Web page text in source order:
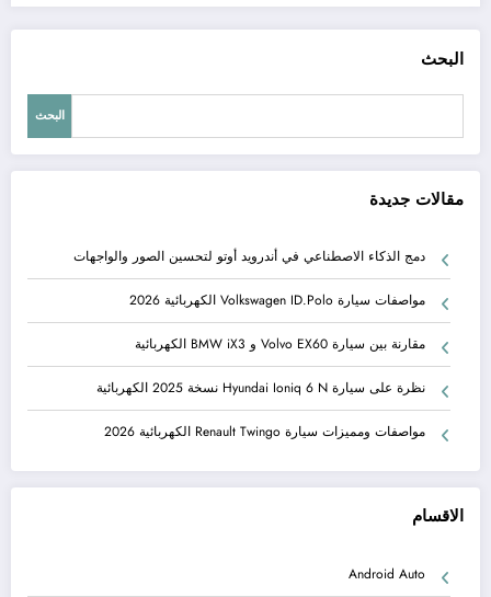
البحث
البحث
مقالات جديدة
دمج الذكاء الاصطناعي في أندرويد أوتو لتحسين الصور والواجهات
مواصفات سيارة Volkswagen ID.Polo الكهربائية 2026
مقارنة بين سيارة Volvo EX60 و BMW iX3 الكهربائية
نظرة على سيارة Hyundai Ioniq 6 N نسخة 2025 الكهربائية
مواصفات ومميزات سيارة Renault Twingo الكهربائية 2026
الاقسام
Android Auto